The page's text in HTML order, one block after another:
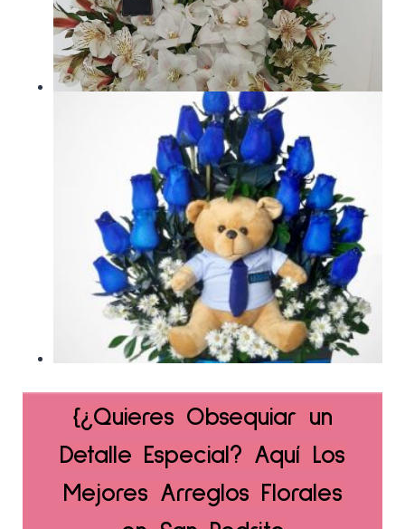
{¿Quieres Obsequiar un
Detalle Especial? Aquí Los
Mejores Arreglos Florales